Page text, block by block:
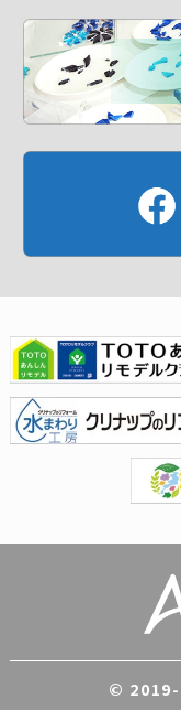
© 2019-